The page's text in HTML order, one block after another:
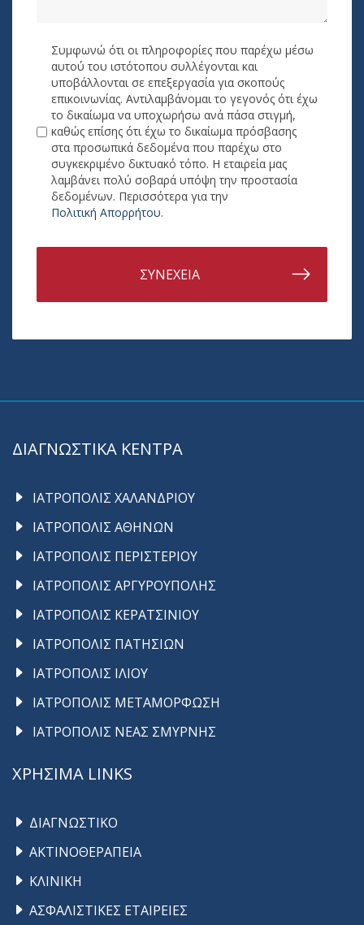
Συμφωνώ ότι οι πληροφορίες που παρέχω μέσω
αυτού του ιστότοπου συλλέγονται και
υποβάλλονται σε επεξεργασία για σκοπούς
επικοινωνίας. Αντιλαμβάνομαι το γεγονός ότι έχω
το δικαίωμα να υποχωρήσω ανά πάσα στιγμή,
καθώς επίσης ότι έχω το δικαίωμα πρόσβασης
στα προσωπικά δεδομένα που παρέχω στο
συγκεκριμένο δικτυακό τόπο. Η εταιρεία μας
λαμβάνει πολύ σοβαρά υπόψη την προστασία
δεδομένων. Περισσότερα για την
Πολιτική Απορρήτου.
ΣΥΝΕΧΕΙΑ
ΔΙΑΓΝΩΣΤΙΚΑ ΚΕΝΤΡΑ
ΙΑΤΡΟΠΟΛΙΣ ΧΑΛΑΝΔΡΙΟΥ
ΙΑΤΡΟΠΟΛΙΣ ΑΘΗΝΩΝ
ΙΑΤΡΟΠΟΛΙΣ ΠΕΡΙΣΤΕΡΙΟΥ
ΙΑΤΡΟΠΟΛΙΣ ΑΡΓΥΡΟΥΠΟΛΗΣ
ΙΑΤΡΟΠΟΛΙΣ ΚΕΡΑΤΣΙΝΙΟΥ
ΙΑΤΡΟΠΟΛΙΣ ΠΑΤΗΣΙΩΝ
ΙΑΤΡΟΠΟΛΙΣ ΙΛΙΟΥ
ΙΑΤΡΟΠΟΛΙΣ ΜΕΤΑΜΟΡΦΩΣΗ
ΙΑΤΡΟΠΟΛΙΣ ΝΕΑΣ ΣΜΥΡΝΗΣ
ΧΡΗΣΙΜΑ LINKS
ΔΙΑΓΝΩΣΤΙΚΟ
ΑΚΤΙΝΟΘΕΡΑΠΕΙΑ
ΚΛΙΝΙΚΗ
ΑΣΦΑΛΙΣΤΙΚΕΣ ΕΤΑΙΡΕΙΕΣ